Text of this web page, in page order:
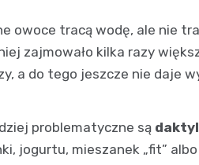
owoce tracą wodę, ale nie
zajmowało kilka razy
a do tego jeszcze nie daje
problematyczne są
jogurtu, mieszanek „fit”